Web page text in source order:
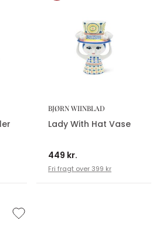
BJØRN WIINBLAD
Lady With Hat Vase
449 kr.
Fri fragt over 399 kr